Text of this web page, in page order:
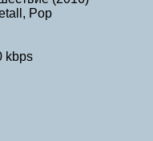
Pop
kbps